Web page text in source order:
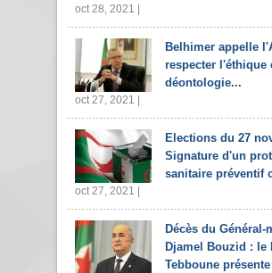
oct 28, 2021 |
Belhimer appelle
respecter l'éthique
déontologie...
oct 27, 2021 |
Elections du 27
Signature d'un
sanitaire préventif
oct 27, 2021 |
Décès du Général-
Djamel Bouzid : le
Tebboune